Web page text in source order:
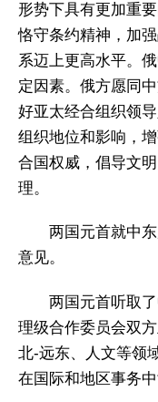
形势下具有更加重
恪守条约精神，加
系迈上更高水平。
定因素。俄方愿同
好亚太经合组织领
组织地位和影响，
合国权威，倡导文
理。
两国元首就中
意见。
两国元首听取
理级合作委员会双
北-远东、人文等领
在国际和地区事务